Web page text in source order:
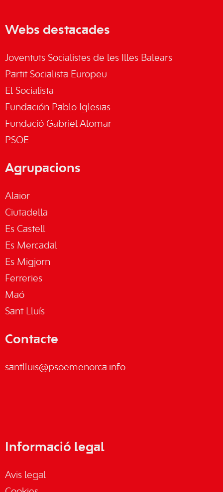
Webs destacades
Joventuts Socialistes de les Illes Balears
Partit Socialista Europeu
El Socialista
Fundación Pablo Iglesias
Fundació Gabriel Alomar
PSOE
Agrupacions
Alaior
Ciutadella
Es Castell
Es Mercadal
Es Migjorn
Ferreries
Maó
Sant Lluís
Contacte
santlluis@psoemenorca.info
Informació legal
Avis legal